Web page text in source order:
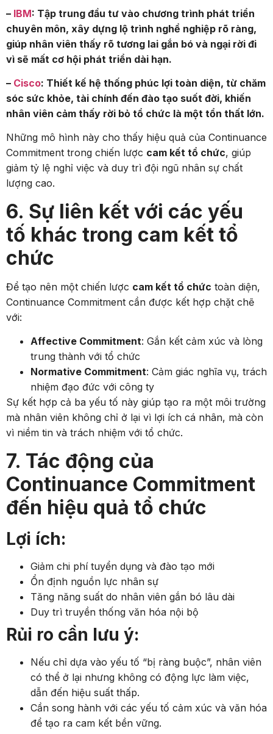
– IBM: Tập trung đầu tư vào chương trình phát triển
chuyên môn, xây dựng lộ trình nghề nghiệp rõ ràng,
giúp nhân viên thấy rõ tương lai gắn bó và ngại rời đi
vì sẽ mất cơ hội phát triển dài hạn.
– Cisco: Thiết kế hệ thống phúc lợi toàn diện, từ chăm
sóc sức khỏe, tài chính đến đào tạo suốt đời, khiến
nhân viên cảm thấy rời bỏ tổ chức là một tổn thất lớn.
Những mô hình này cho thấy hiệu quả của Continuance
Commitment trong chiến lược cam kết tổ chức, giúp
giảm tỷ lệ nghỉ việc và duy trì đội ngũ nhân sự chất
lượng cao.
6. Sự liên kết với các yếu
tố khác trong cam kết tổ
chức
Để tạo nên một chiến lược cam kết tổ chức toàn diện,
Continuance Commitment cần được kết hợp chặt chẽ
với:
Affective Commitment: Gắn kết cảm xúc và lòng
trung thành với tổ chức
Normative Commitment: Cảm giác nghĩa vụ, trách
nhiệm đạo đức với công ty
Sự kết hợp cả ba yếu tố này giúp tạo ra một môi trường
mà nhân viên không chỉ ở lại vì lợi ích cá nhân, mà còn
vì niềm tin và trách nhiệm với tổ chức.
7. Tác động của
Continuance Commitment
đến hiệu quả tổ chức
Lợi ích:
Giảm chi phí tuyển dụng và đào tạo mới
Ổn định nguồn lực nhân sự
Tăng năng suất do nhân viên gắn bó lâu dài
Duy trì truyền thống văn hóa nội bộ
Rủi ro cần lưu ý:
Nếu chỉ dựa vào yếu tố “bị ràng buộc”, nhân viên
có thể ở lại nhưng không có động lực làm việc,
dẫn đến hiệu suất thấp.
Cần song hành với các yếu tố cảm xúc và văn hóa
để tạo ra cam kết bền vững.